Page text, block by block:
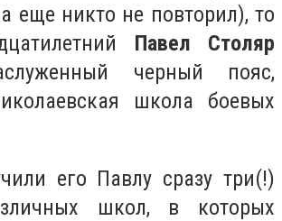
еще никто не повторил), то
Павел Столяр
черный пояс,
школа боевых
его Павлу сразу три(!)
школ, в которых